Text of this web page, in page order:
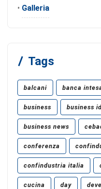
• Galleria
Tags
balcani banca
business business
business news
conferenza
confindustria italia
cucina day